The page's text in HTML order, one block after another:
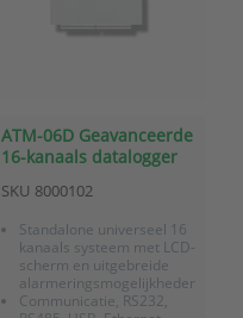
ATM-06D Geavanceerde
16-kanaals datalogger
ingangen
SKU 8000102
Standalone universeel 16
kanaals systeem met LCD-
scherm en uitgebreide
alarmeringsmogelijkheden
Communicatie, RS232,